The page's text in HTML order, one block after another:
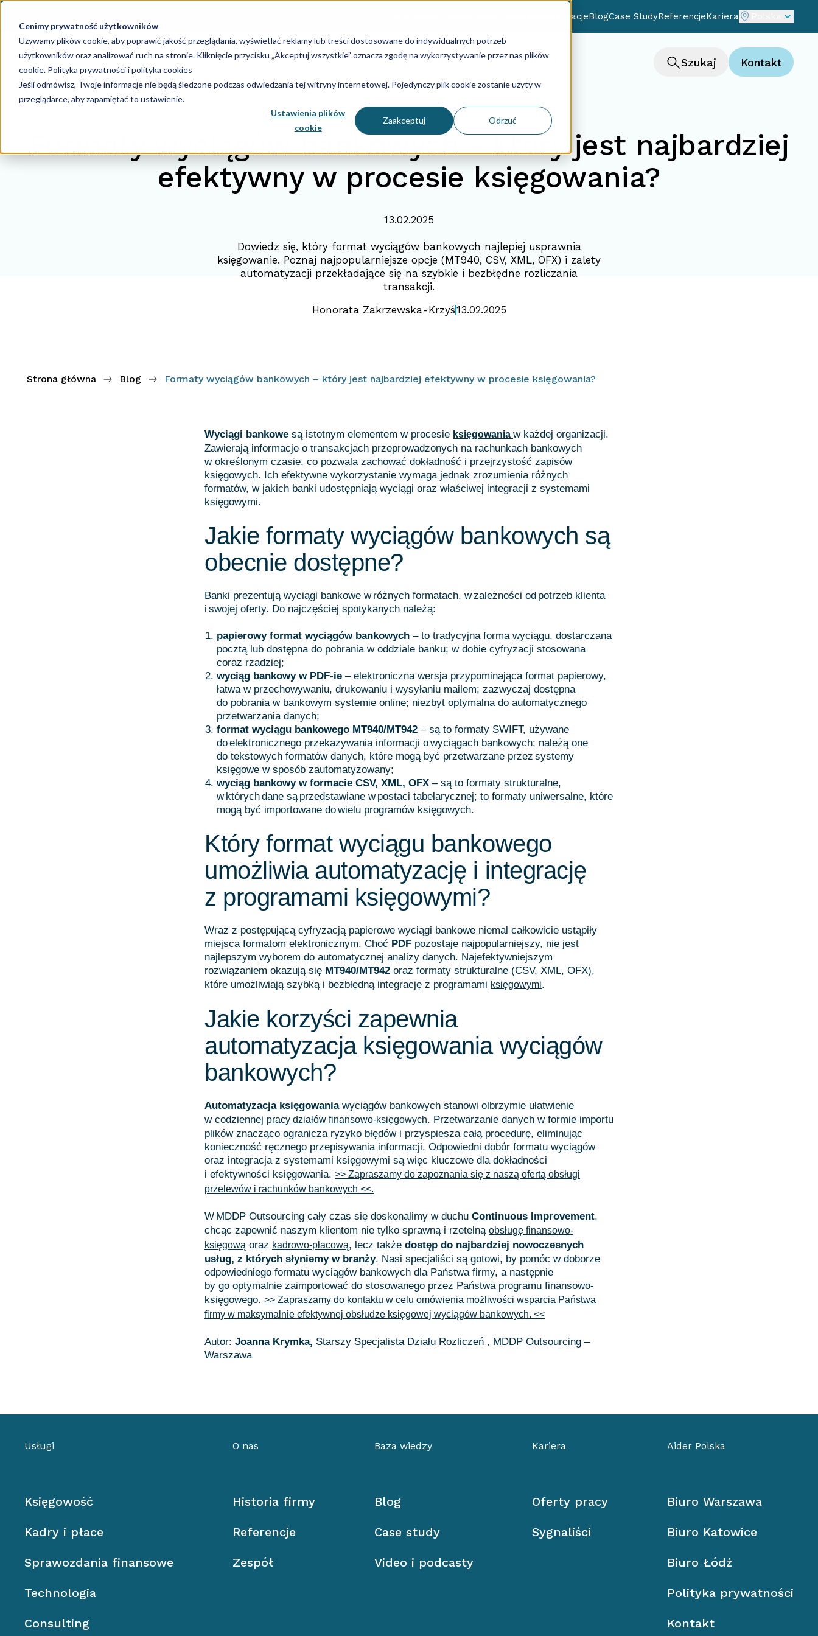
Cenimy prywatność użytkowników
Używamy plików cookie, aby poprawić jakość przeglądania, wyświetlać reklamy lub treści dostosowane do indywidualnych potrzeb
użytkowników oraz analizować ruch na stronie. Kliknięcie przycisku „Akceptuj wszystkie” oznacza zgodę na wykorzystywanie przez nas plików
cookie.Polityka prywatności i polityka cookies
Jeśli odmówisz, Twoje informacje nie będą śledzone podczas odwiedzania tej witryny internetowej. Pojedynczy plik cookie zostanie użyty w
przeglądarce, aby zapamiętać to ustawienie.
Ustawienia plików
cookie
Zaakceptuj Odrzuć
SpecjalizacjeBlogCase StudyReferencjeKariera
KsięgowośćKadry i płaceSprawozdania TechnologiaConsulting Szukaj Kontakt
Formaty wyciągów bankowych - który jest najbardziej
efektywny w procesie księgowania?
13.02.2025
Dowiedz się, który format wyciągów bankowych najlepiej usprawnia
księgowanie. Poznaj najpopularniejsze opcje (MT940, CSV, XML, OFX) i zalety
automatyzacji przekładające się na szybkie i bezbłędne rozliczania
transakcji.
Honorata Zakrzewska-Krzyś13.02.2025
Strona główna Blog Formaty wyciągów bankowych – który jest najbardziej efektywny w procesie księgowania?
Wyciągi bankowe są istotnym elementem w procesie księgowania w każdej organizacji.
Zawierają informacje o transakcjach przeprowadzonych na rachunkach bankowych
w określonym czasie, co pozwala zachować dokładność i przejrzystość zapisów
księgowych. Ich efektywne wykorzystanie wymaga jednak zrozumienia różnych
formatów, w jakich banki udostępniają wyciągi oraz właściwej integracji z systemami
księgowymi.
Jakie formaty wyciągów bankowych są
obecnie dostępne?
Banki prezentują wyciągi bankowe w różnych formatach, w zależności od potrzeb klienta
i swojej oferty. Do najczęściej spotykanych należą:
papierowy format wyciągów bankowych – to tradycyjna forma wyciągu, dostarczana
pocztą lub dostępna do pobrania w oddziale banku; w dobie cyfryzacji stosowana
coraz rzadziej;
wyciąg bankowy w PDF-ie – elektroniczna wersja przypominająca format papierowy,
łatwa w przechowywaniu, drukowaniu i wysyłaniu mailem; zazwyczaj dostępna
do pobrania w bankowym systemie online; niezbyt optymalna do automatycznego
przetwarzania danych;
format wyciągu bankowego MT940/MT942 – są to formaty SWIFT, używane
do elektronicznego przekazywania informacji owyciągach bankowych; należą one
do tekstowych formatów danych, które mogą być przetwarzane przez systemy
księgowe w sposób zautomatyzowany;
wyciąg bankowy w formacie CSV, XML, OFX – są to formaty strukturalne,
w których dane są przedstawiane w postaci tabelarycznej; to formaty uniwersalne, które
mogą być importowane do wielu programów księgowych.
Który format wyciągu bankowego
umożliwia automatyzację i integrację
z programami księgowymi?
Wraz z postępującą cyfryzacją papierowe wyciągi bankowe niemal całkowicie ustąpiły
miejsca formatom elektronicznym. Choć PDF pozostaje najpopularniejszy, nie jest
najlepszym wyborem do automatycznej analizy danych. Najefektywniejszym
rozwiązaniem okazują się MT940/MT942 oraz formaty strukturalne (CSV, XML, OFX),
które umożliwiają szybką i bezbłędną integrację z programami księgowymi.
Jakie korzyści zapewnia
automatyzacja księgowania wyciągów
bankowych?
Automatyzacja księgowaniawyciągów bankowych stanowi olbrzymie ułatwienie
w codziennej pracy działów finansowo-księgowych. Przetwarzanie danych w formie importu
plików znacząco ogranicza ryzyko błędów i przyspiesza całą procedurę, eliminując
konieczność ręcznego przepisywania informacji. Odpowiedni dobór formatu wyciągów
oraz integracja z systemami księgowymi są więc kluczowe dla dokładności
i efektywności księgowania. >> Zapraszamy do zapoznania się z naszą ofertą obsługi
przelewów i rachunków bankowych <<.
W MDDP Outsourcing cały czas się doskonalimy w duchu Continuous Improvement,
chcąc zapewnić naszym klientom nie tylko sprawną i rzetelną obsługę finansowo-
księgową oraz kadrowo-płacową, lecz także dostęp do najbardziej nowoczesnych
usług, z których słyniemy w branży. Nasi specjaliści są gotowi, by pomóc w doborze
odpowiedniego formatu wyciągów bankowych dla Państwa firmy, a następnie
by go optymalnie zaimportować do stosowanego przez Państwa programu finansowo-
księgowego. >> Zapraszamy do kontaktu w celu omówienia możliwości wsparcia Państwa
firmy w maksymalnie efektywnej obsłudze księgowej wyciągów bankowych. <<
Autor: Joanna Krymka, Starszy Specjalista Działu Rozliczeń , MDDP Outsourcing –
Warszawa
Usługi
Księgowość
Kadry i płace
Sprawozdania finansowe
Technologia
Consulting
O nas
Historia firmy
Referencje
Zespół
Baza wiedzy
Blog
Case study
Video i podcasty
Kariera
Oferty pracy
Sygnaliści
Aider Polska
Biuro Warszawa
Biuro Katowice
Biuro Łódź
Polityka prywatności
Kontakt